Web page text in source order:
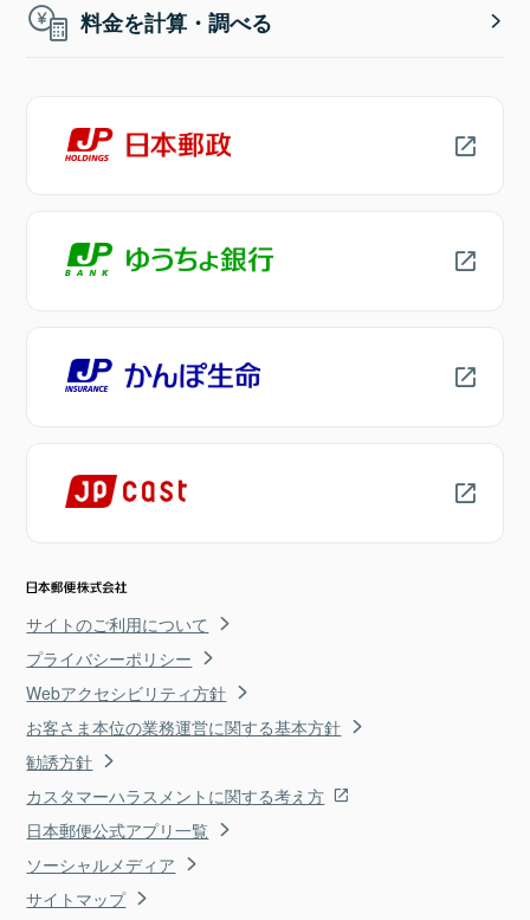
料金を計算・調べる
サイトのご利用について
プライバシーポリシー
Webアクセシビリティ方針
お客さま本位の業務運営に関する基本方針
勧誘方針
カスタマーハラスメントに関する考え方
日本郵便公式アプリ一覧
ソーシャルメディア
サイトマップ